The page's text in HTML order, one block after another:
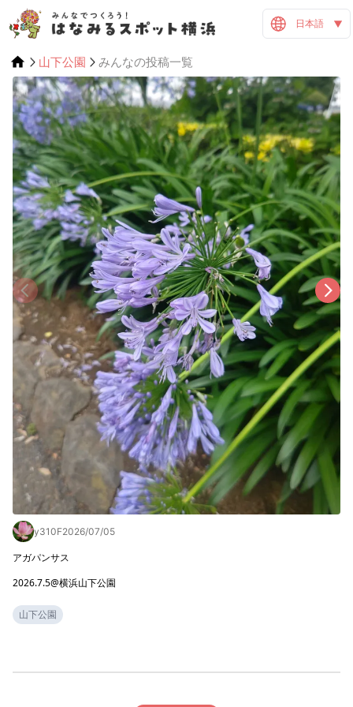
日本語
山下公園 みんなの投稿一覧
y310F2026/07/05
アガパンサス
2026.7.5@横浜山下公園
山下公園